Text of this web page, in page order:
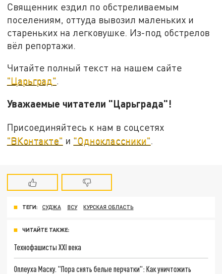
Священник ездил по обстреливаемым
поселениям, оттуда вывозил маленьких и
стареньких на легковушке. Из-под обстрелов
вёл репортажи.
Читайте полный текст на нашем сайте
"Царьград".
Уважаемые читатели "Царьграда"!
Присоединяйтесь к нам в соцсетях
"ВКонтакте" и "Одноклассники".
ТЕГИ: СУДЖА ВСУ КУРСКАЯ ОБЛАСТЬ
ЧИТАЙТЕ ТАКЖЕ:
Технофашисты XXI века
Оплеуха Маску. "Пора снять белые перчатки": Как уничтожить